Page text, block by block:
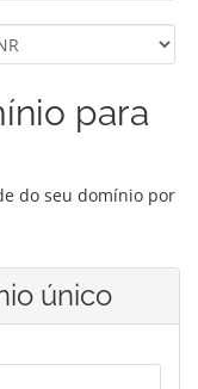
para
do seu domínio por
único